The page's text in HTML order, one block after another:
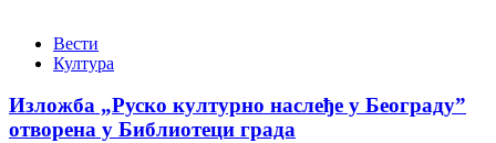
Вести
Култура
Изложба „Руско културно наслеђе у Београду”
отворена у Библиотеци града